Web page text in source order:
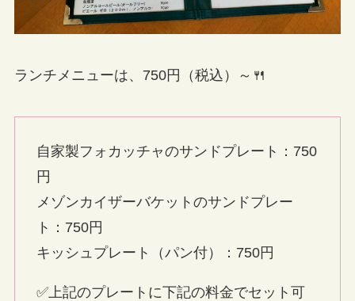
ランチメニューは、750円（税込）～🍴
自家製フォカッチャのサンドプレート：750
円
メゾンカイザーバケットのサンドプレー
ト：750円
キッシュプレート（パン付）：750円
✅上記のプレートに下記の料金でセット可